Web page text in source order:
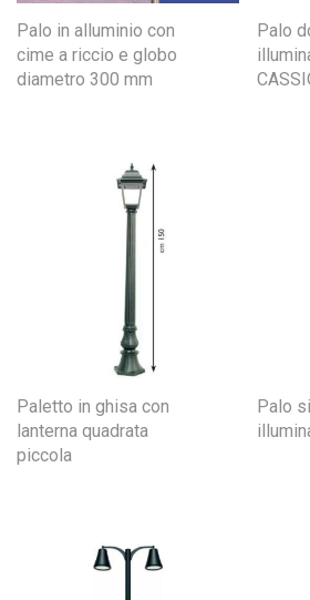
Palo in alluminio con
cime a riccio e globo
diametro 300 mm
Palo
Paletto in ghisa con
lanterna quadrata
piccola
Palo